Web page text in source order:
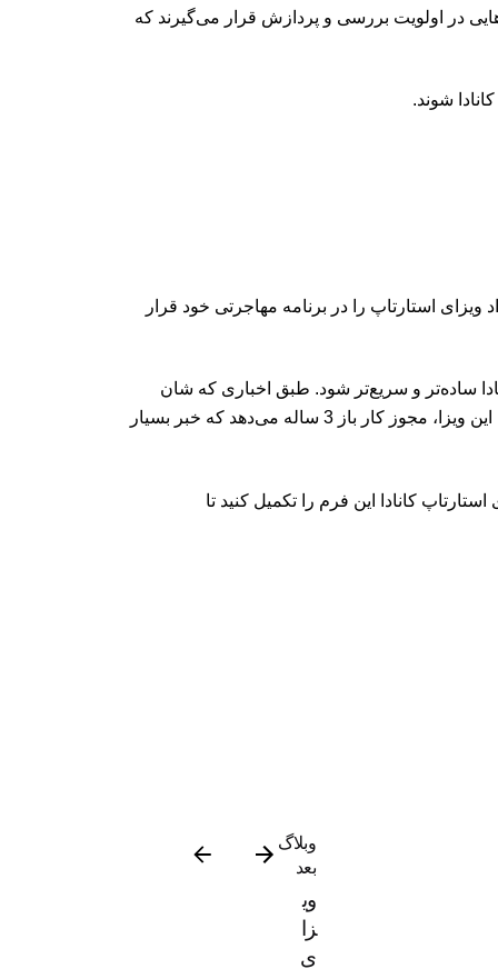
در اولویت بررسی و پردازش قرار می‌گیرند که
شوند.
استارتاپ را در برنامه مهاجرتی خود قرار
ساده‌تر و سریع‌تر شود. طبق اخباری که شان
فریزر در ژوئن 2023 اعلام کرد. کانادا ظرفیت پذیرش مهاجر با استارتاپ ویزا را افزایش داده است؛ از طرفی به متقاضیان این ویزا، مجوز کار باز 3 ساله می‌دهد که خبر بسیار
کانادا این فرم را تکمیل کنید تا
وبلاگ
بعد
وی
زا
ی